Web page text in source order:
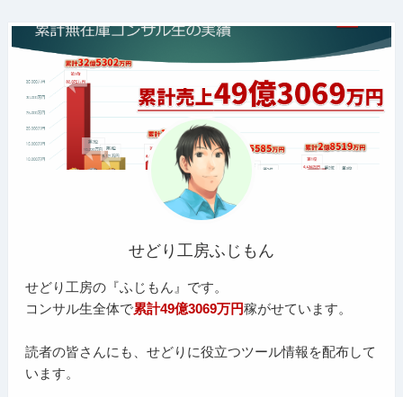
せどり工房ふじもん
せどり工房の『ふじもん』です。
コンサル生全体で累計49億3069万円稼がせています。
読者の皆さんにも、せどりに役立つツール情報を配布して
います。